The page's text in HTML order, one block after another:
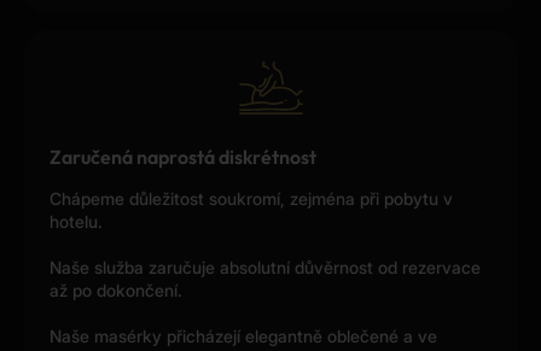
Zaručená naprostá diskrétnost
Chápeme důležitost soukromí, zejména při pobytu v
hotelu.
Naše služba zaručuje absolutní důvěrnost od rezervace
až po dokončení.
Naše masérky přicházejí elegantně oblečené a ve